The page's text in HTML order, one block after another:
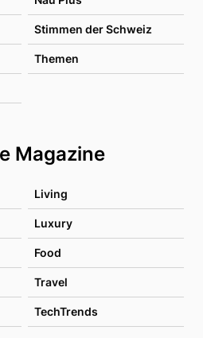
Stimmen der Schweiz
Themen
Magazine
Living
Luxury
Food
Travel
TechTrends